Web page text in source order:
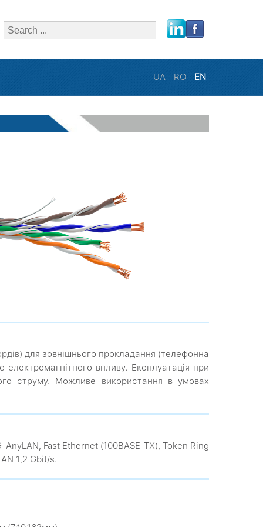
UA RO EN
для зовнішнього прокладання (телефонна
електромагнітного впливу. Експлуатація при
струму. Можливе використання в умовах
Fast Ethernet (100BASE-TX), Token Ring
1,2 Gbit/s.
close